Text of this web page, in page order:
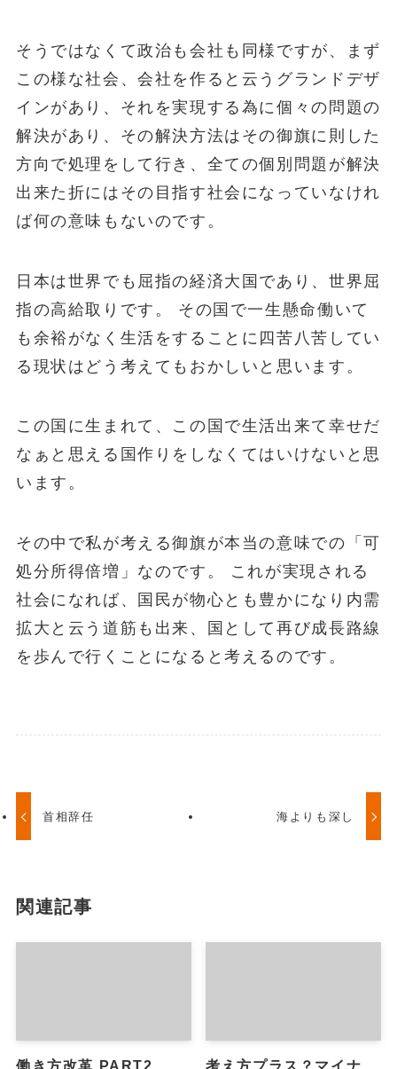
そうではなくて政治も会社も同様ですが、まず
この様な社会、会社を作ると云うグランドデザ
インがあり、それを実現する為に個々の問題の
解決があり、その解決方法はその御旗に則した
方向で処理をして行き、全ての個別問題が解決
出来た折にはその目指す社会になっていなけれ
ば何の意味もないのです。
日本は世界でも屈指の経済大国であり、世界屈
指の高給取りです。 その国で一生懸命働いて
も余裕がなく生活をすることに四苦八苦してい
る現状はどう考えてもおかしいと思います。
この国に生まれて、この国で生活出来て幸せだ
なぁと思える国作りをしなくてはいけないと思
います。
その中で私が考える御旗が本当の意味での「可
処分所得倍増」なのです。 これが実現される
社会になれば、国民が物心とも豊かになり内需
拡大と云う道筋も出来、国として再び成長路線
を歩んで行くことになると考えるのです。
首相辞任 海よりも深し
関連記事
働き方改革 PART2 考え方プラス？マイナ